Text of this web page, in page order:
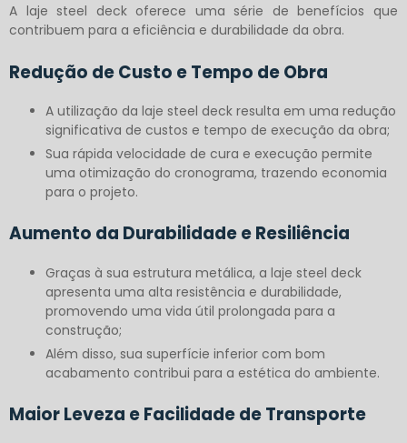
A laje steel deckoferece uma série de benefícios que
contribuem para a eficiência e durabilidade da obra.
Redução de Custo e Tempo de Obra
A utilização da laje steel deck resulta em uma redução
significativa de custos e tempo de execução da obra;
Sua rápida velocidade de cura e execução permite
uma otimização do cronograma, trazendo economia
para o projeto.
Aumento da Durabilidade e Resiliência
Graças à sua estrutura metálica, a laje steel deck
apresenta uma alta resistência e durabilidade,
promovendo uma vida útil prolongada para a
construção;
Além disso, sua superfície inferior com bom
acabamento contribui para a estética do ambiente.
Maior Leveza e Facilidade de Transporte